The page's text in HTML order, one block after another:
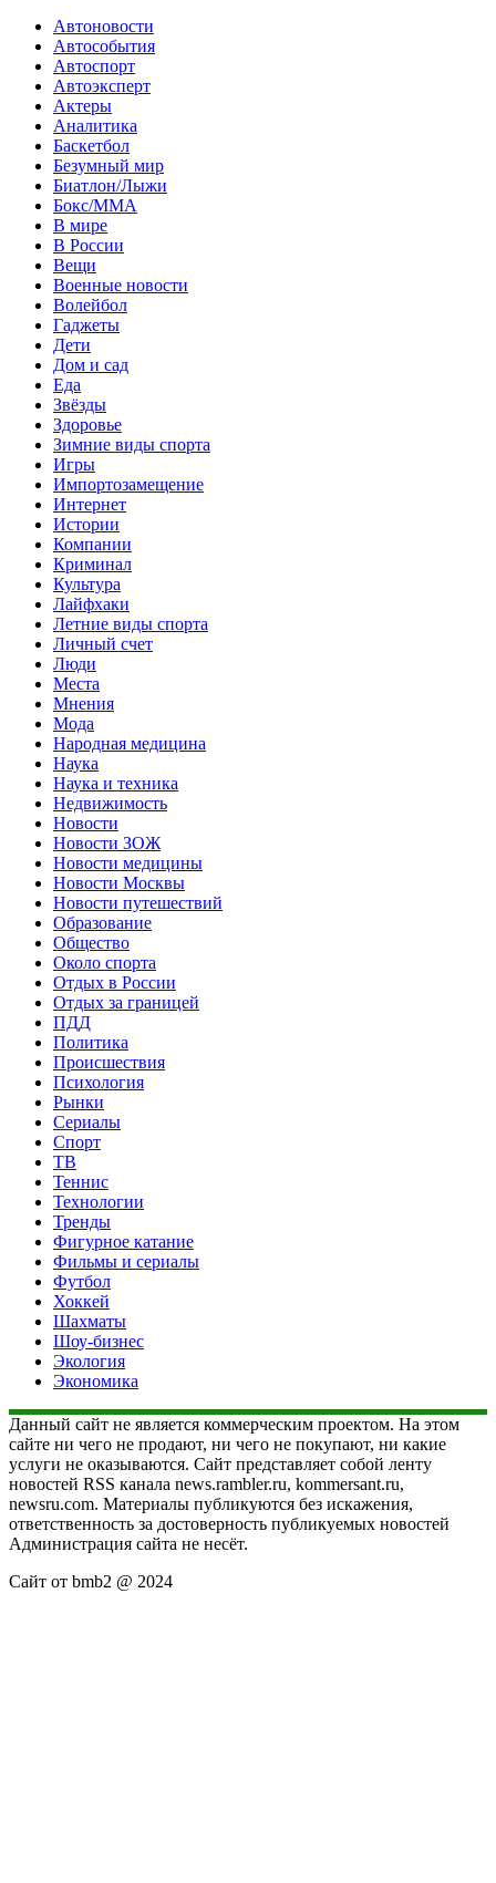
Автоновости
Автособытия
Автоспорт
Автоэксперт
Актеры
Аналитика
Баскетбол
Безумный мир
Биатлон/Лыжи
Бокс/MMA
В мире
В России
Вещи
Военные новости
Волейбол
Гаджеты
Дети
Дом и сад
Еда
Звёзды
Здоровье
Зимние виды спорта
Игры
Импортозамещение
Интернет
Истории
Компании
Криминал
Культура
Лайфхаки
Летние виды спорта
Личный счет
Люди
Места
Мнения
Мода
Народная медицина
Наука
Наука и техника
Недвижимость
Новости
Новости ЗОЖ
Новости медицины
Новости Москвы
Новости путешествий
Образование
Общество
Около спорта
Отдых в России
Отдых за границей
ПДД
Политика
Происшествия
Психология
Рынки
Сериалы
Спорт
ТВ
Теннис
Технологии
Тренды
Фигурное катание
Фильмы и сериалы
Футбол
Хоккей
Шахматы
Шоу-бизнес
Экология
Экономика
Данный сайт не является коммерческим проектом. На этом
сайте ни чего не продают, ни чего не покупают, ни какие
услуги не оказываются. Сайт представляет собой ленту
новостей RSS канала news.rambler.ru, kommersant.ru,
newsru.com. Материалы публикуются без искажения,
ответственность за достоверность публикуемых новостей
Администрация сайта не несёт.
Сайт от bmb2 @ 2024